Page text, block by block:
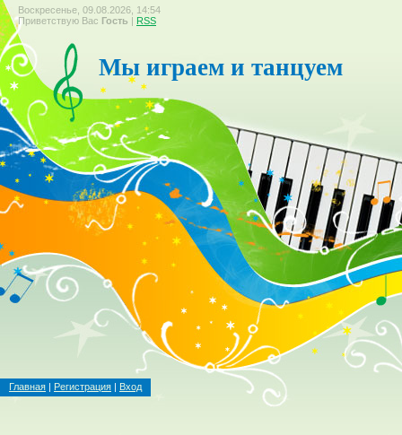
Воскресенье, 09.08.2026, 14:54
Приветствую Вас Гость | RSS
Мы играем и танцуем
Главная | Регистрация | Вход